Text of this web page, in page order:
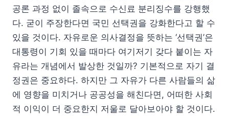
공론 과정 없이 졸속으로 수신료 분리징수를 강행했
다. 굳이 주장한다면 국민 선택권을 강화한다고 할 수
있을 것이다. 자유로운 의사결정을 뜻하는 ‘선택권’은
대통령이 기회 있을 때마다 여기저기 갖다 붙이는 자
유라는 개념에서 발상한 것일까? 기본적으로 자기 결
정권은 중요하다. 하지만 그 자유가 다른 사람들의 삶
에 영향을 미치거나 공공성을 해친다면, 어떠한 사회
적 이익이 더 중요한지 저울로 달아보아야 할 것이다.